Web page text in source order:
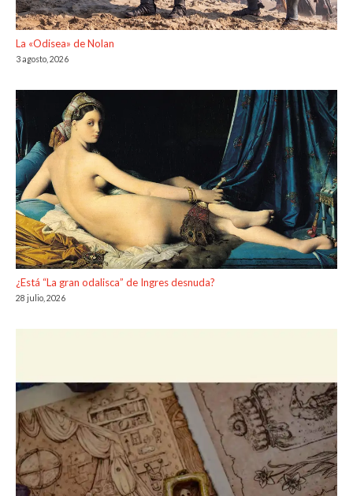
La «Odisea» de Nolan
3 agosto, 2026
¿Está “La gran odalisca” de Ingres desnuda?
28 julio, 2026